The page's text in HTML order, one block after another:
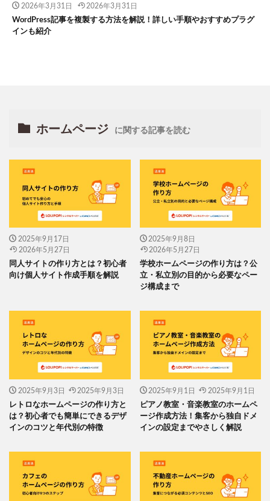
2026年3月31日 2026年3月31日
WordPress記事を複製する方法を解説！詳しい手順やおすすめプラグ
インも紹介
ホームページ に関する記事を読む
2025年9月17日
2026年5月27日
同人サイトの作り方とは？初心者
向け個人サイト作成手順を解説
2025年9月8日
2026年5月27日
学校ホームページの作り方は？公
立・私立別の目的から必要なペー
ジ構成まで
2025年9月3日 2025年9月3日
レトロなホームページの作り方と
は？初心者でも簡単にできるデザ
インのコツと年代別の特徴
2025年9月1日 2025年9月1日
ピアノ教室・音楽教室のホームペ
ージ作成方法！集客から独自ドメ
インの設定までやさしく解説